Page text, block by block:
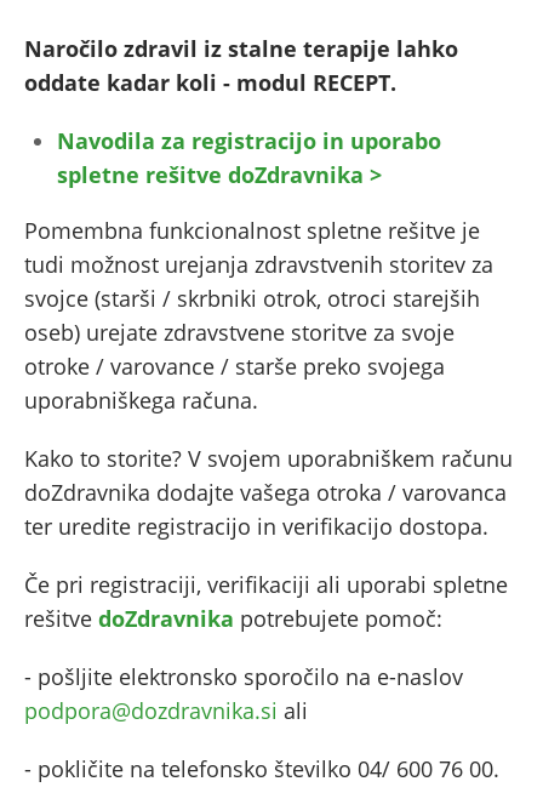
Naročilo zdravil iz stalne terapije lahko
oddate kadar koli - modul RECEPT.
Navodila za registracijo in uporabo
spletne rešitve doZdravnika >
Pomembna funkcionalnost spletne rešitve je
tudi možnost urejanja zdravstvenih storitev za
svojce (starši / skrbniki otrok, otroci starejših
oseb) urejate zdravstvene storitve za svoje
otroke / varovance / starše preko svojega
uporabniškega računa.
Kako to storite? V svojem uporabniškem računu
doZdravnika dodajte vašega otroka / varovanca
ter uredite registracijo in verifikacijo dostopa.
Če pri registraciji, verifikaciji ali uporabi spletne
rešitve doZdravnika potrebujete pomoč:
- pošljite elektronsko sporočilo na e-naslov
podpora@dozdravnika.si ali
- pokličite na telefonsko številko 04/ 600 76 00.